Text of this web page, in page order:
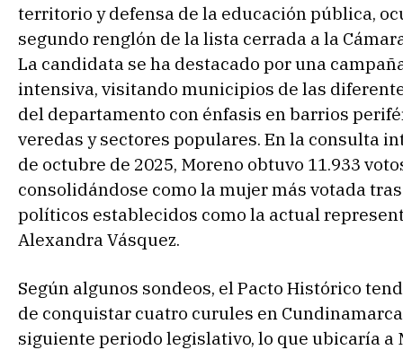
territorio y defensa de la educación pública,
segundo renglón de la lista cerrada a la
La candidata se ha destacado por una
intensiva, visitando municipios de las
del departamento con énfasis en barrios
veredas y sectores populares. En la consulta
de octubre de 2025, Moreno obtuvo 11.933
consolidándose como la mujer más votada
políticos establecidos como la actual
Alexandra Vásquez.
Según algunos sondeos, el Pacto Histórico
de conquistar cuatro curules en
siguiente periodo legislativo, lo que ubicaría a